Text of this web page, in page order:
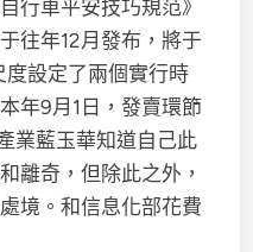
行車平安技巧規范》
往年12月發布，將于
度設定了兩個實行時
年9月1日，發賣環節
業藍玉華知道自己此
離奇，但除此之外，
境。和信息化部花費